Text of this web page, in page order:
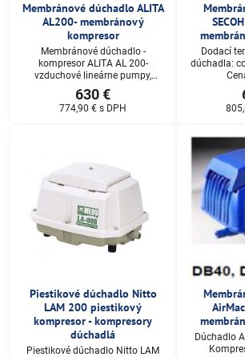
Membránové dúchadlo ALITA
AL200- membránový
kompresor
Membránové dúchadlo -
kompresor ALITA AL 200-
vzduchové lineárne pumpy,
dúchadlá a kompresory. Dodací
termín: cca 2 pracovné dni. Cena
na dopyt.
630 €
774,90 € s DPH
Dodací
dúchadla:
Piestikové dúchadlo Nitto
LAM 200 piestikový
kompresor - kompresory
dúchadlá
Piestikové dúchadlo Nitto LAM
Dúchadlo
Kompresor je